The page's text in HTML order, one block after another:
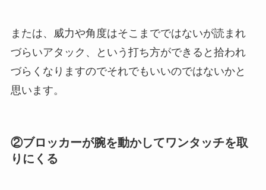
または、威力や角度はそこまでではないが読まれ
づらいアタック、という打ち方ができると拾われ
づらくなりますのでそれでもいいのではないかと
思います。
②ブロッカーが腕を動かしてワンタッチを取
りにくる